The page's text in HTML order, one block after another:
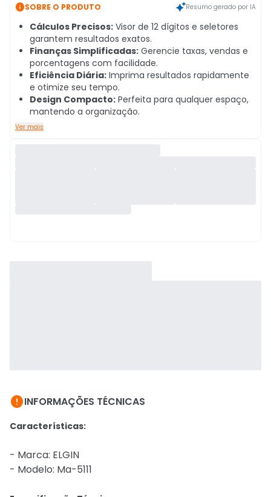
SOBRE O PRODUTO Resumo gerado por IA
Cálculos Precisos: Visor de 12 dígitos e seletores
garantem resultados exatos.
Finanças Simplificadas: Gerencie taxas, vendas e
porcentagens com facilidade.
Eficiência Diária: Imprima resultados rapidamente
e otimize seu tempo.
Design Compacto: Perfeita para qualquer espaço,
mantendo a organização.
Ver mais
INFORMAÇÕES TÉCNICAS
Características:
- Marca: ELGIN
- Modelo: Ma-5111